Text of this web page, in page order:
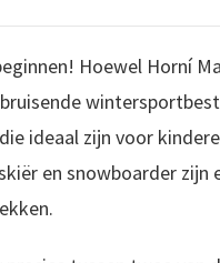
Hoewel Horní
ideaal zijn voor
en snowboarder zijn